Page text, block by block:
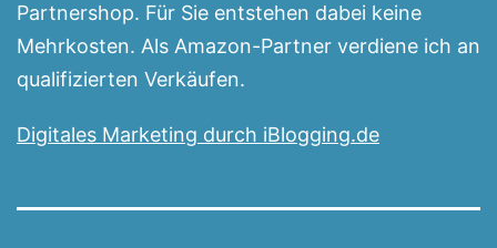
Partnershop. Für Sie entstehen dabei keine
Mehrkosten. Als Amazon-Partner verdiene ich an
qualifizierten Verkäufen.
Digitales Marketing durch iBlogging.de